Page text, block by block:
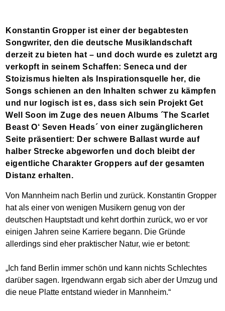
Konstantin Gropper ist einer der begabtesten
Songwriter, den die deutsche Musiklandschaft
derzeit zu bieten hat – und doch wurde es zuletzt arg
verkopft in seinem Schaffen: Seneca und der
Stoizismus hielten als Inspirationsquelle her, die
Songs schienen an den Inhalten schwer zu kämpfen
und nur logisch ist es, dass sich sein Projekt Get
Well Soon im Zuge des neuen Albums ´The Scarlet
Beast O‘ Seven Heads´ von einer zugänglicheren
Seite präsentiert: Der schwere Ballast wurde auf
halber Strecke abgeworfen und doch bleibt der
eigentliche Charakter Groppers auf der gesamten
Distanz erhalten.
Von Mannheim nach Berlin und zurück. Konstantin Gropper
hat als einer von wenigen Musikern genug von der
deutschen Hauptstadt und kehrt dorthin zurück, wo er vor
einigen Jahren seine Karriere begann. Die Gründe
allerdings sind eher praktischer Natur, wie er betont:
„Ich fand Berlin immer schön und kann nichts Schlechtes
darüber sagen. Irgendwann ergab sich aber der Umzug und
die neue Platte entstand wieder in Mannheim.“